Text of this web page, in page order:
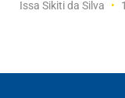
Issa Sikiti da Silva